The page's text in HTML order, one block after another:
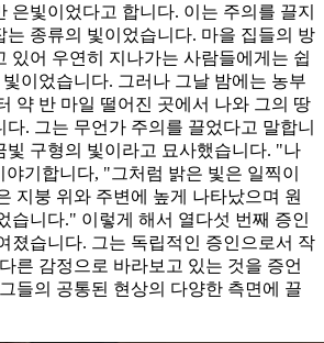
은빛이었다고 합니다. 이는 주의를 끌지
는 종류의 빛이었습니다. 마을 집들의 방
있어 우연히 지나가는 사람들에게는 쉽
이었습니다. 그러나 그날 밤에는 농부
약 반 마일 떨어진 곳에서 나와 그의 땅
. 그는 무언가 주의를 끌었다고 말합니
빛 구형의 빛이라고 묘사했습니다. "나
기합니다, "그처럼 밝은 빛은 일찍이
지붕 위와 주변에 높게 나타났으며 원
습니다." 이렇게 해서 열다섯 번째 증인
졌습니다. 그는 독립적인 증인으로서 작
른 감정으로 바라보고 있는 것을 증언
들의 공통된 현상의 다양한 측면에 끌